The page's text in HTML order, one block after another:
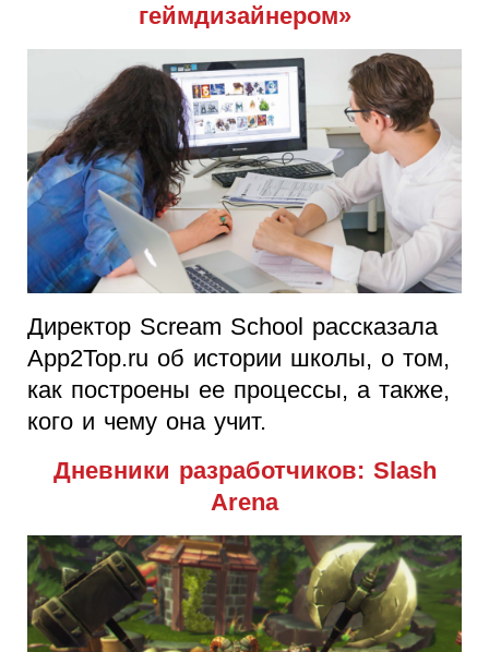
геймдизайнером»
Директор Scream School рассказала
App2Top.ru об истории школы, о том,
как построены ее процессы, а также,
кого и чему она учит.
Дневники разработчиков: Slash
Arena